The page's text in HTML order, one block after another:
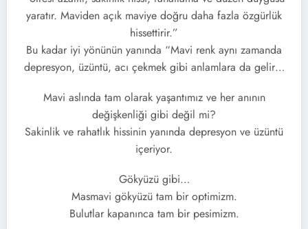
yaratır. Maviden açık maviye doğru daha fazla özgürlük
hissettirir.”
Bu kadar iyi yönünün yanında “Mavi renk aynı zamanda
depresyon, üzüntü, acı çekmek gibi anlamlara da gelir…
Mavi aslında tam olarak yaşantımız ve her anının
değişkenliği gibi değil mi?
Sakinlik ve rahatlık hissinin yanında depresyon ve üzüntü
içeriyor.
Gökyüzü gibi…
Masmavi gökyüzü tam bir optimizm.
Bulutlar kapanınca tam bir pesimizm.